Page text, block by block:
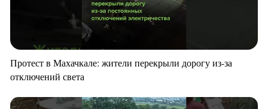
Протест в Махачкале: жители перекрыли дорогу из-за
отключений света